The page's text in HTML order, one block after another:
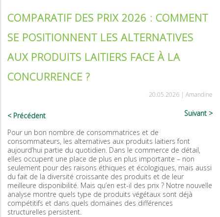
COMPARATIF DES PRIX 2026 : COMMENT
SE POSITIONNENT LES ALTERNATIVES
AUX PRODUITS LAITIERS FACE À LA
CONCURRENCE ?
20.05.2026 | Amandine
Précédent Suivant
Pour un bon nombre de consommatrices et de
consommateurs, les alternatives aux produits laitiers font
aujourd’hui partie du quotidien. Dans le commerce de détail,
elles occupent une place de plus en plus importante – non
seulement pour des raisons éthiques et écologiques, mais aussi
du fait de la diversité croissante des produits et de leur
meilleure disponibilité. Mais qu’en est-il des prix ? Notre nouvelle
analyse montre quels type de produits végétaux sont déjà
compétitifs et dans quels domaines des différences
structurelles persistent.